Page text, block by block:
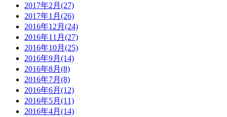
2017年2月(27)
2017年1月(26)
2016年12月(24)
2016年11月(27)
2016年10月(25)
2016年9月(14)
2016年8月(8)
2016年7月(8)
2016年6月(12)
2016年5月(11)
2016年4月(14)